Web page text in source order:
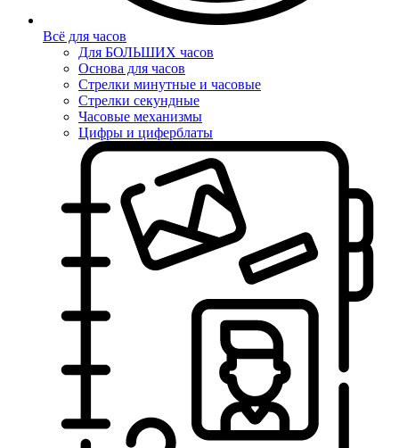
Всё для часов
Для БОЛЬШИХ часов
Основа для часов
Стрелки минутные и часовые
Стрелки секундные
Часовые механизмы
Цифры и циферблаты